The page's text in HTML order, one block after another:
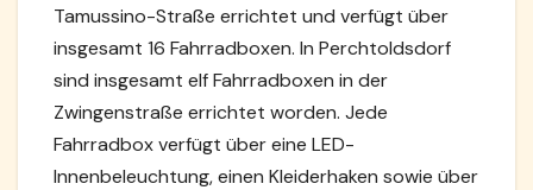
Tamussino-Straße errichtet und verfügt über
insgesamt 16 Fahrradboxen. In Perchtoldsdorf
sind insgesamt elf Fahrradboxen in der
Zwingenstraße errichtet worden. Jede
Fahrradbox verfügt über eine LED-
Innenbeleuchtung, einen Kleiderhaken sowie über